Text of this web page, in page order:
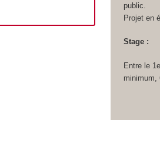
public.
Projet en
Stage :
Entre le
minimum,